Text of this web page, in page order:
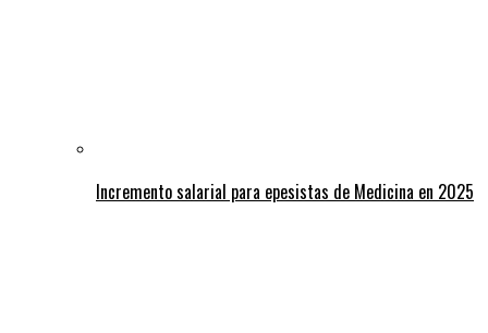
Incremento salarial para epesistas de Medicina en 2025